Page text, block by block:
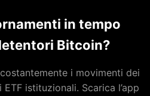
in tempo
Bitcoin?
i movimenti dei
istituzionali. Scarica l’app